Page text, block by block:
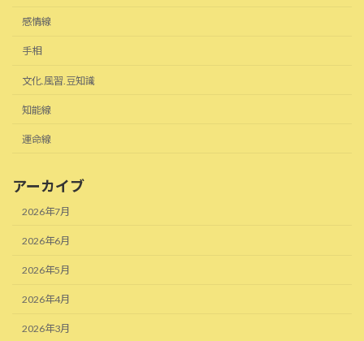
感情線
手相
文化.風習.豆知識
知能線
運命線
アーカイブ
2026年7月
2026年6月
2026年5月
2026年4月
2026年3月